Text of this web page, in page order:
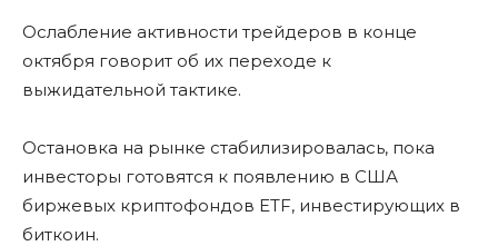
Ослабление активности трейдеров в конце
октября говорит об их переходе к
выжидательной тактике.
Остановка на рынке стабилизировалась, пока
инвесторы готовятся к появлению в США
биржевых криптофондов ETF, инвестирующих в
биткоин.